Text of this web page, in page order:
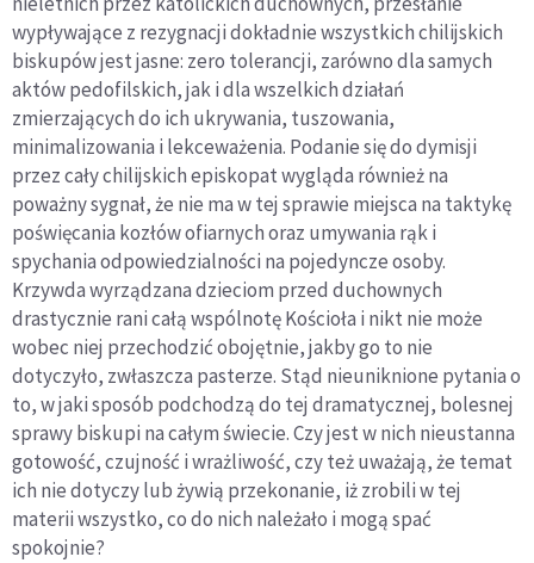
wypływające z rezygnacji dokładnie wszystkich chilijskich
biskupów jest jasne: zero tolerancji, zarówno dla samych
aktów pedofilskich, jak i dla wszelkich działań
zmierzających do ich ukrywania, tuszowania,
minimalizowania i lekceważenia. Podanie się do dymisji
przez cały chilijskich episkopat wygląda również na
poważny sygnał, że nie ma w tej sprawie miejsca na taktykę
poświęcania kozłów ofiarnych oraz umywania rąk i
spychania odpowiedzialności na pojedyncze osoby.
Krzywda wyrządzana dzieciom przed duchownych
drastycznie rani całą wspólnotę Kościoła i nikt nie może
wobec niej przechodzić obojętnie, jakby go to nie
dotyczyło, zwłaszcza pasterze. Stąd nieuniknione pytania o
to, w jaki sposób podchodzą do tej dramatycznej, bolesnej
sprawy biskupi na całym świecie. Czy jest w nich nieustanna
gotowość, czujność i wrażliwość, czy też uważają, że temat
ich nie dotyczy lub żywią przekonanie, iż zrobili w tej
materii wszystko, co do nich należało i mogą spać
spokojnie?